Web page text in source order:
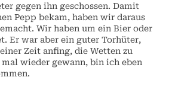
gegen ihn geschossen. Damit
Pepp bekam, haben wir daraus
Wir haben um ein Bier oder
Er war aber ein guter Torhüter,
Zeit anfing, die Wetten zu
wieder gewann, bin ich eben